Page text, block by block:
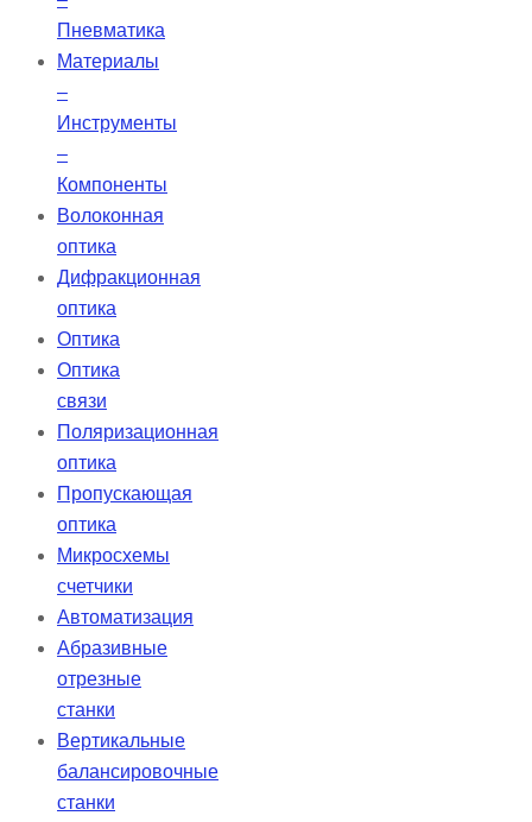
Пневматика
Материалы
–
Инструменты
–
Компоненты
Волоконная
оптика
Дифракционная
оптика
Оптика
Оптика
связи
Поляризационная
оптика
Пропускающая
оптика
Микросхемы
счетчики
Автоматизация
Абразивные
отрезные
станки
Вертикальные
балансировочные
станки